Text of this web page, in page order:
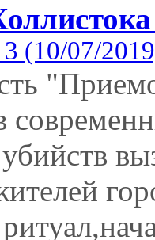
(10/07/